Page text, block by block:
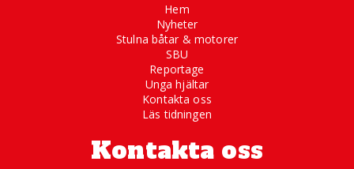
Hem
Nyheter
Stulna båtar & motorer
SBU
Reportage
Unga hjältar
Kontakta oss
Läs tidningen
Kontakta oss